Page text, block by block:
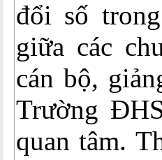
đổi số
giữa các
cán bộ,
Trường
quan tâm.